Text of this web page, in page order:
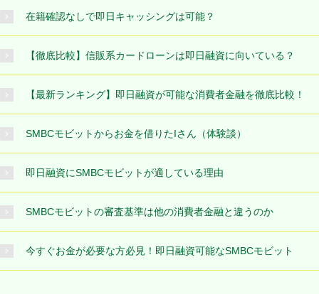
在籍確認なしで即日キャッシングは可能？
【徹底比較】信販系カードローンは即日融資に向いている？
【最新ランキング】即日融資が可能な消費者金融を徹底比較！
SMBCモビットからお金を借りたIさん（体験談）
即日融資にSMBCモビットが適している理由
SMBCモビットの審査基準は他の消費者金融と違うのか
今すぐお金が必要な方必見！即日融資可能なSMBCモビット